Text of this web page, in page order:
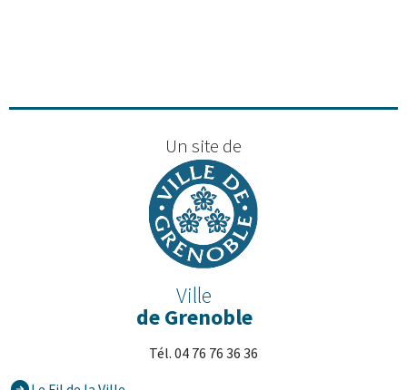
Un site de
Ville
de Grenoble
Tél. 04 76 76 36 36